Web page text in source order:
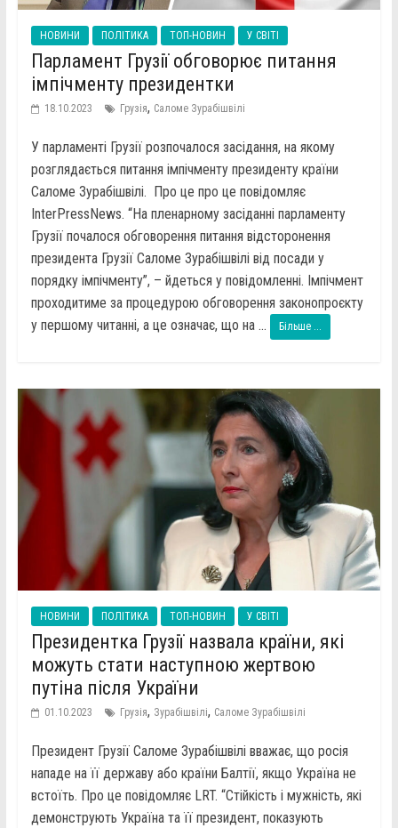
НОВИНИ ПОЛІТИКА ТОП-НОВИН У СВІТІ
Парламент Грузії обговорює питання
імпічменту президентки
18.10.2023 Грузія, Саломе Зурабішвілі
У парламенті Грузії розпочалося засідання, на якому
розглядається питання імпічменту президенту країни
Саломе Зурабішвілі. Про це про це повідомляє
InterPressNews. “На пленарному засіданні парламенту
Грузії почалося обговорення питання відсторонення
президента Грузії Саломе Зурабішвілі від посади у
порядку імпічменту”, – йдеться у повідомленні. Імпічмент
проходитиме за процедурою обговорення законопроєкту
у першому читанні, а це означає, що на ...
Більше ...
НОВИНИ ПОЛІТИКА ТОП-НОВИН У СВІТІ
Президентка Грузії назвала країни, які
можуть стати наступною жертвою
путіна після України
01.10.2023 Грузія, Зурабішвілі, Саломе Зурабішвілі
Президент Грузії Саломе Зурабішвілі вважає, що росія
нападе на її державу або країни Балтії, якщо Україна не
встоїть. Про це повідомляє LRT. “Стійкість і мужність, які
демонструють Україна та її президент, показують